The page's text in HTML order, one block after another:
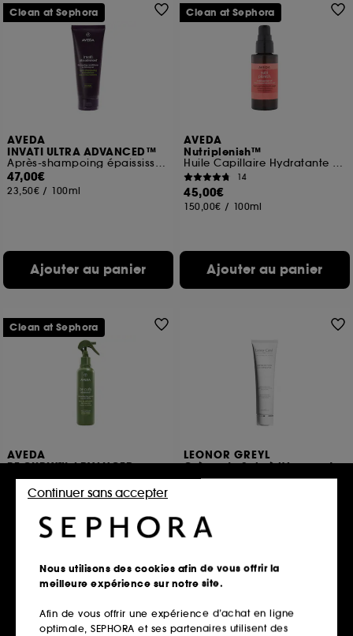
AVEDA
INVATI ULTRA ADVANCED™
Après-shampoing épaississant cheveux normaux à épais
47,00€
23,50€ / 100ml
Ajouter au panier
Clean at Sephora
AVEDA
Nutriplenish™
Huile Capillaire Hydratante Multi-Usages
14
45,00€
150,00€ / 100ml
Ajouter au panier
Clean at Sephora
AVEDA
BE CURLY™ ADVANCED
Base de Coiffage pour Cheveux Bouclés
39
23,50€ / 100ml
Ajouter au panier
Clean at Sephora
LEONOR GREYL
Crème de Soin à l'Amarante
48,00€
Ajouter au panier
Nous utilisons des cookies afin de vous offrir la
meilleure expérience sur notre site.
Afin de vous offrir une expérience d’achat en ligne
optimale, SEPHORA et ses partenaires utilisent des
Continuer sans accepter